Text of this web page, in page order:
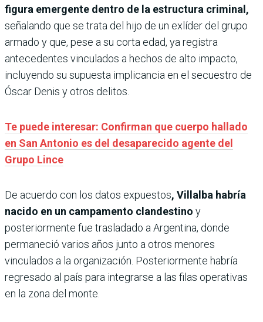
figura emergente dentro de la estructura criminal,
señalando que se trata del hijo de un exlíder del grupo
armado y que, pese a su corta edad, ya registra
antecedentes vinculados a hechos de alto impacto,
incluyendo su supuesta implicancia en el secuestro de
Óscar Denis y otros delitos.
Te puede interesar: Confirman que cuerpo hallado
en San Antonio es del desaparecido agente del
Grupo Lince
De acuerdo con los datos expuestos, Villalba habría
nacido en un campamento clandestino y
posteriormente fue trasladado a Argentina, donde
permaneció varios años junto a otros menores
vinculados a la organización. Posteriormente habría
regresado al país para integrarse a las filas operativas
en la zona del monte.